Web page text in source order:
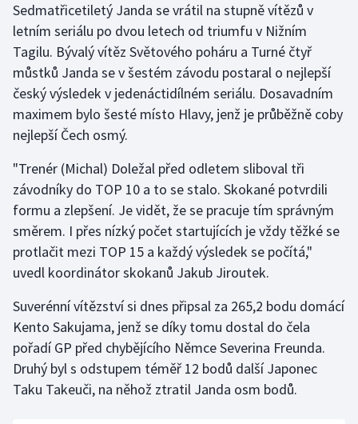
Golf
Gymnastika
Házená
Jezdectví
Judo
Krasobruslení
Lezení
Moderní pětiboj
Motorsport
Sedmatřicetiletý Janda se vrátil na stupně vítězů v
letním seriálu po dvou letech od triumfu v Nižním
Tagilu. Bývalý vítěz Světového poháru a Turné čtyř
můstků Janda se v šestém závodu postaral o nejlepší
český výsledek v jedenáctidílném seriálu. Dosavadním
maximem bylo šesté místo Hlavy, jenž je průběžně coby
nejlepší Čech osmý.
"Trenér (Michal) Doležal před odletem sliboval tři
závodníky do TOP 10 a to se stalo. Skokané potvrdili
formu a zlepšení. Je vidět, že se pracuje tím správným
směrem. I přes nízký počet startujících je vždy těžké se
protlačit mezi TOP 15 a každý výsledek se počítá,"
uvedl koordinátor skokanů Jakub Jiroutek.
Suverénní vítězství si dnes připsal za 265,2 bodu domácí
Kento Sakujama, jenž se díky tomu dostal do čela
pořadí GP před chybějícího Němce Severina Freunda.
Druhý byl s odstupem téměř 12 bodů další Japonec
Taku Takeuči, na něhož ztratil Janda osm bodů.